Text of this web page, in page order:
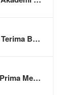
Terima B…
Me…